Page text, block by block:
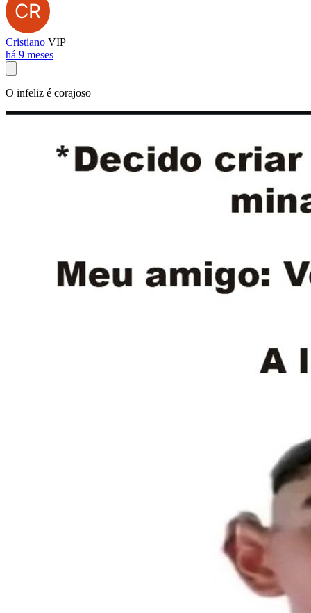
Cristiano VIP
há 9 meses
O infeliz é corajoso